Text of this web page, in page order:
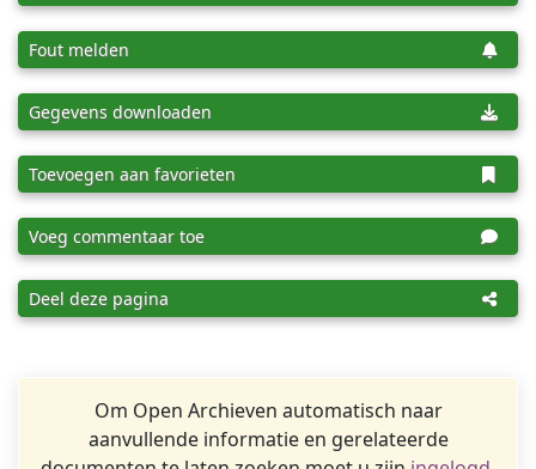
Fout melden
Gegevens downloaden
Toevoegen aan favorieten
Voeg commentaar toe
Deel deze pagina
Om Open Archieven automatisch naar
aanvullende informatie en gerelateerde